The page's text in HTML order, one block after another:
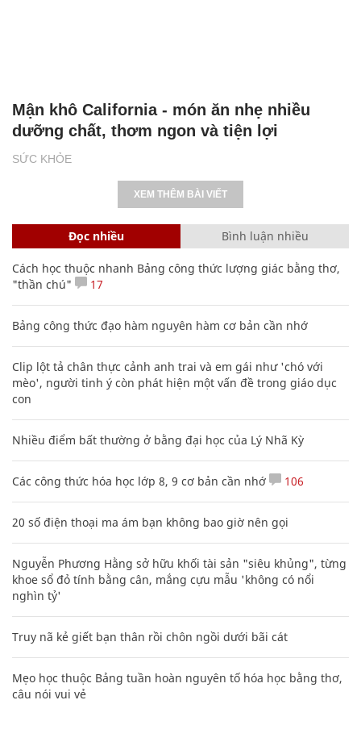
SỨC KHỎE
Mận khô California - món ăn nhẹ nhiều
dưỡng chất, thơm ngon và tiện lợi
XEM THÊM BÀI VIẾT
Đọc nhiều Bình luận nhiều
Cách học thuộc nhanh Bảng công thức lượng giác bằng thơ,
"thần chú"
17
Bảng công thức đạo hàm nguyên hàm cơ bản cần nhớ
Clip lột tả chân thực cảnh anh trai và em gái như 'chó với
mèo', người tinh ý còn phát hiện một vấn đề trong giáo dục
con
Nhiều điểm bất thường ở bằng đại học của Lý Nhã Kỳ
Các công thức hóa học lớp 8, 9 cơ bản cần nhớ 106
20 số điện thoại ma ám bạn không bao giờ nên gọi
Nguyễn Phương Hằng sở hữu khối tài sản "siêu khủng", từng
khoe sổ đỏ tính bằng cân, mắng cựu mẫu 'không có nổi
nghìn tỷ'
Truy nã kẻ giết bạn thân rồi chôn ngồi dưới bãi cát
Mẹo học thuộc Bảng tuần hoàn nguyên tố hóa học bằng thơ,
câu nói vui vẻ